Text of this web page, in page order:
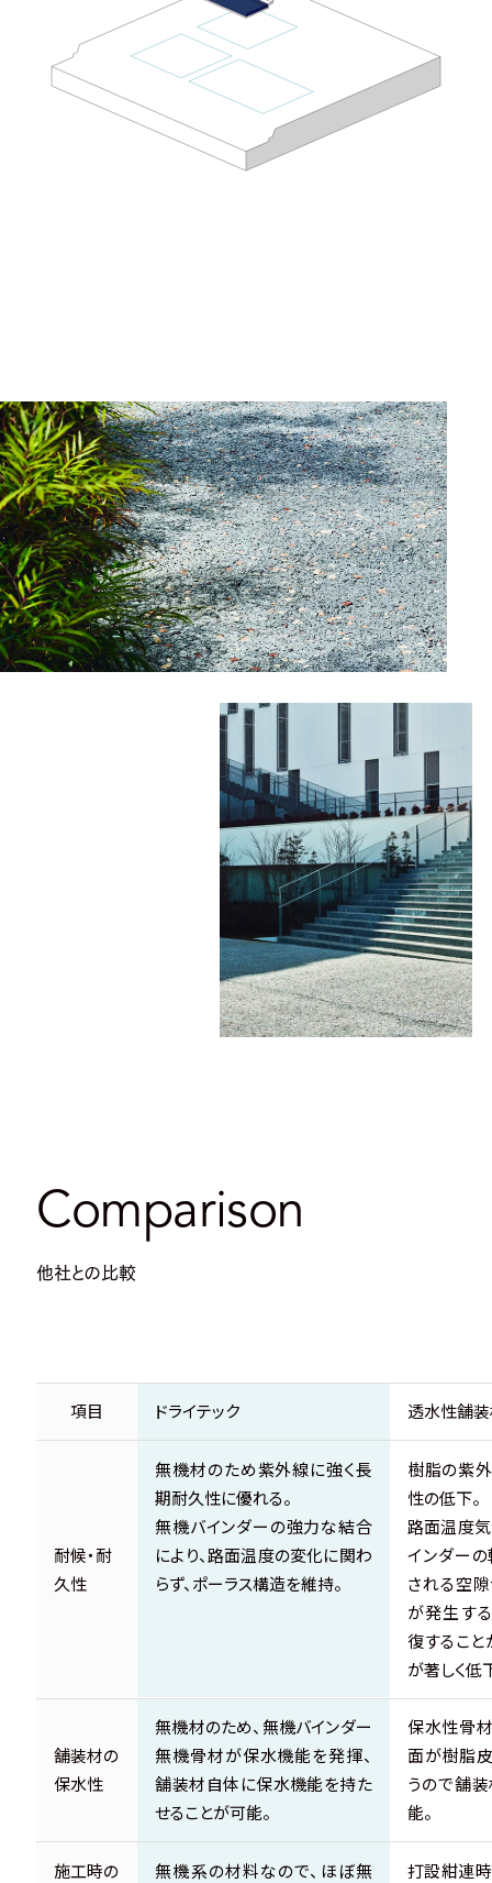
Comparison
他社との比較
項目 ドライテック 透水性舗
耐候・耐
久性
無機材のため紫外線に強く長
期耐久性に優れる。
無機バインダーの強力な結合
により、路面温度の変化に関わ
らず、ポーラス構造を維持。
樹脂の紫
性の低下。
路面温度気
インダー
される空隙
が発生す
復すること
が著しく低
舗装材の
保水性
無機材のため、無機バインダー
無機骨材が保水機能を発揮、
舗装材自体に保水機能を持た
せることが可能。
保水性骨
面が樹脂
うので舗
能。
施工時の 無機系の材料なので、ほぼ無 打設紺連時